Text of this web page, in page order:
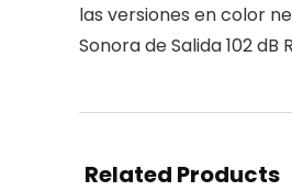
las versiones en color
Sonora de Salida 102
Related Products